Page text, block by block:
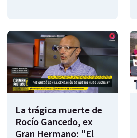
La trágica muerte de
Rocío Gancedo, ex
Gran Hermano: "El